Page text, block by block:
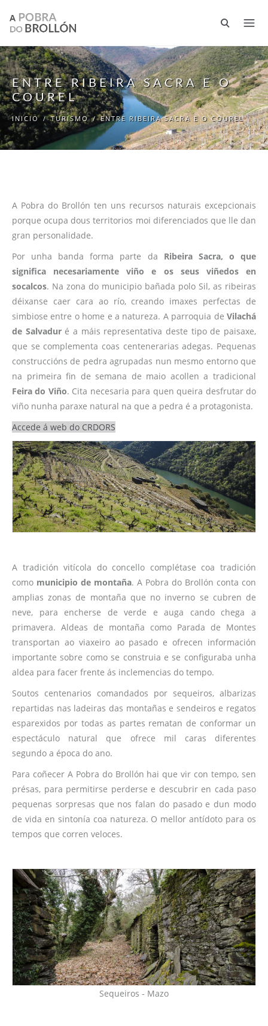
ENTRE RIBEIRA SACRA E O
COUREL
INICIO / TURISMO / ENTRE RIBEIRA SACRA E O COUREL
A Pobra do Brollón ten uns recursos naturais excepcionais
porque ocupa dous territorios moi diferenciados que lle dan
gran personalidade.
Por unha banda forma parte da Ribeira Sacra, o que
significa necesariamente viño e os seus viñedos en
socalcos. Na zona do municipio bañada polo Sil, as ribeiras
déixanse caer cara ao río, creando imaxes perfectas de
simbiose entre o home e a natureza. A parroquia de Vilachá
de Salvaduré a máis representativa deste tipo de paisaxe,
que se complementa coas centenerarias adegas. Pequenas
construccións de pedra agrupadas nun mesmo entorno que
na primeira fin de semana de maio acollen a tradicional
Feira do Viño. Cita necesaria para quen queira desfrutar do
viño nunha paraxe natural na que a pedra é a protagonista.
Accede á web do CRDORS
A tradición vitícola do concello complétase coa tradición
como municipio de montaña. A Pobra do Brollón conta con
amplias zonas de montaña que no inverno se cubren de
neve, para encherse de verde e auga cando chega a
primavera. Aldeas de montaña como Parada de Montes
transportan ao viaxeiro ao pasado e ofrecen información
importante sobre como se construia e se configuraba unha
aldea para facer frente ás inclemencias do tempo.
Soutos centenarios comandados por sequeiros, albarizas
repartidas nas ladeiras das montañas e sendeiros e regatos
esparexidos por todas as partes rematan de conformar un
espectáculo natural que ofrece mil caras diferentes
segundo a época do ano.
Para coñecer A Pobra do Brollón hai que vir con tempo, sen
présas, para permitirse perderse e descubrir en cada paso
pequenas sorpresas que nos falan do pasado e dun modo
de vida en sintonía coa natureza. O mellor antídoto para os
tempos que corren veloces.
Sequeiros - Mazo